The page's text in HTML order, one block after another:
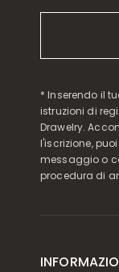
* Inserendo il
istruzioni di
Drawelry.
l'iscrizione,
messaggio o
procedura di